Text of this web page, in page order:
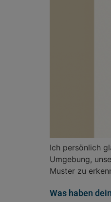
Ich persönlich
Umgebung,
Muster zu
Was haben